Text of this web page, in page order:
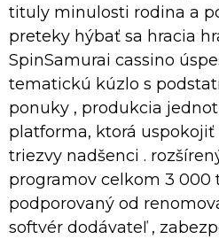
tituly minulosti rodina a
preteky hýbať sa hracia
SpinSamurai cassino
tematickú kúzlo s
ponuky , produkcia
platforma, ktorá
triezvy nadšenci .
programov celkom 3 000
podporovaný od
softvér dodávateľ ,